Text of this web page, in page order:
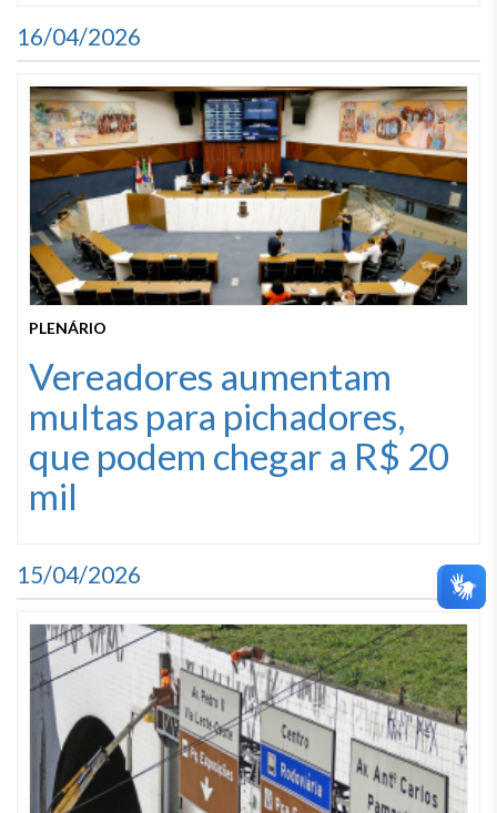
16/04/2026
PLENÁRIO
Vereadores aumentam
multas para pichadores,
que podem chegar a R$ 20
mil
15/04/2026